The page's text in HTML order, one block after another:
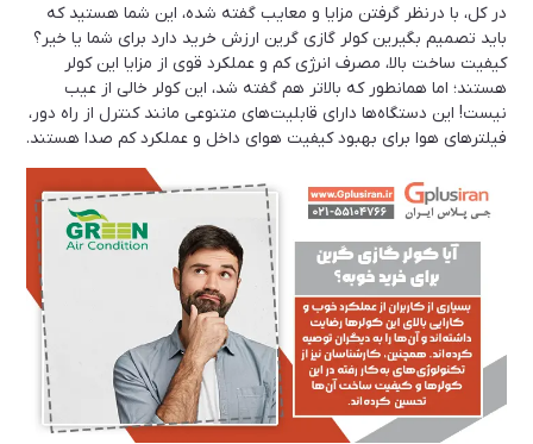
در کل، با درنظر گرفتن مزایا و معایب گفته شده، این شما هستید که
باید تصمیم بگیرین کولر گازی گرین ارزش خرید دارد برای شما یا خیر؟
کیفیت ساخت بالا، مصرف انرژی کم و عملکرد قوی از مزایا این کولر
هستند؛ اما همانطور که بالاتر هم گفته شد، این کولر خالی از عیب
نیست! این دستگاه‌ها دارای قابلیت‌های متنوعی مانند کنترل از راه دور،
فیلترهای هوا برای بهبود کیفیت هوای داخل و عملکرد کم صدا هستند.